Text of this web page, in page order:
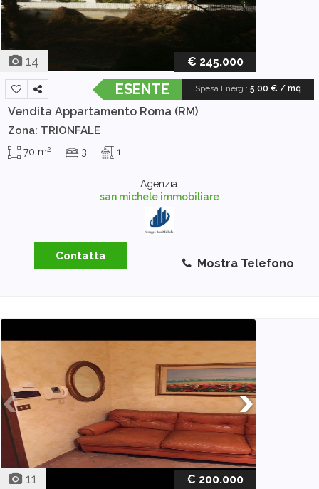
14 € 245.000
Spesa Energ.: 5,00 € / mq
ESENTE
Vendita Appartamento Roma (RM)
Zona: TRIONFALE
70 m2 3 1
Agenzia:
san michele immobiliare
Contatta
Mostra Telefono
11 € 200.000